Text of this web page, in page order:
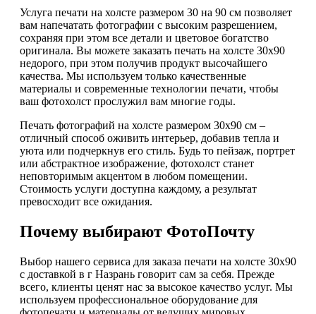
Услуга печати на холсте размером 30 на 90 см позволяет
вам напечатать фотографии с высоким разрешением,
сохраняя при этом все детали и цветовое богатство
оригинала. Вы можете заказать печать на холсте 30х90
недорого, при этом получив продукт высочайшего
качества. Мы используем только качественные
материалы и современные технологии печати, чтобы
ваш фотохолст прослужил вам многие годы.
Печать фотографий на холсте размером 30х90 см –
отличный способ оживить интерьер, добавив тепла и
уюта или подчеркнув его стиль. Будь то пейзаж, портрет
или абстрактное изображение, фотохолст станет
неповторимым акцентом в любом помещении.
Стоимость услуги доступна каждому, а результат
превосходит все ожидания.
Почему выбирают ФотоПочту
Выбор нашего сервиса для заказа печати на холсте 30х90
с доставкой в г Назрань говорит сам за себя. Прежде
всего, клиенты ценят нас за высокое качество услуг. Мы
используем профессиональное оборудование для